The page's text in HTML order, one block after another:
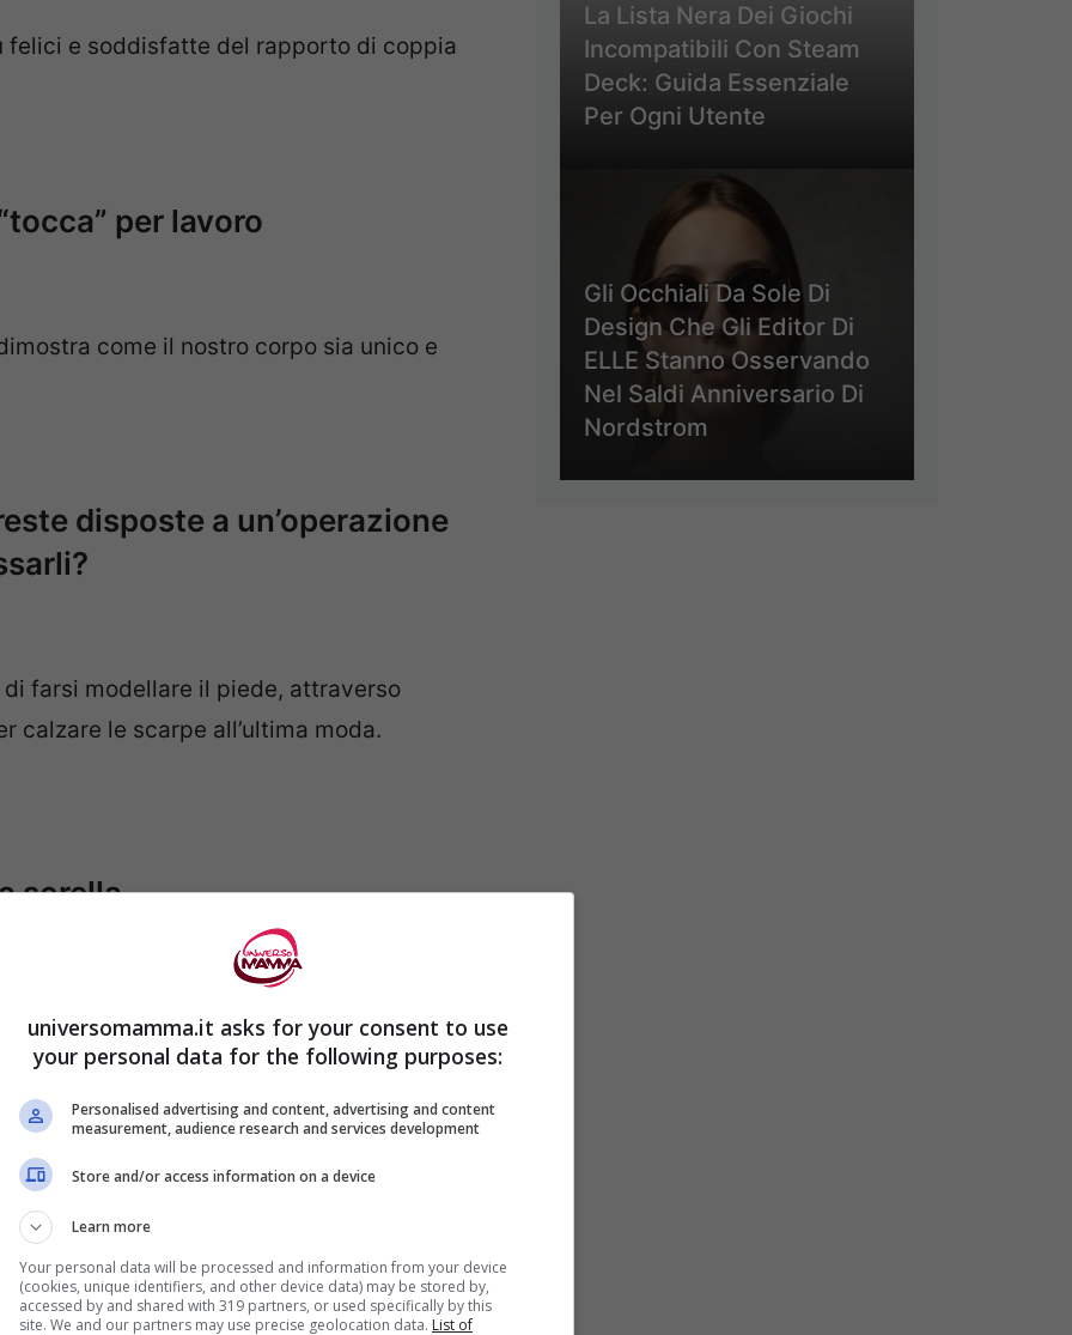
felici e soddisfatte del rapporto di coppia
per lavoro
come il nostro corpo sia unico e
disposte a un’operazione
farsi modellare il piede, attraverso
calzare le scarpe all’ultima moda.
sorella
Kacey 8 anni ha salvato la sorellina
efficaci consigli
La Lista Nera Dei Giochi
Incompatibili Con Steam
Deck: Guida Essenziale
Per Ogni Utente
Gli Occhiali Da Sole Di
Design Che Gli Editor Di
ELLE Stanno Osservando
Nel Saldi Anniversario Di
Nordstrom
universomamma.it asks for your consent to use
your personal data for the following purposes:
Personalised advertising and content, advertising and content
measurement, audience research and services development
Store and/or access information on a device
Learn more
Your personal data will be processed and information from your device
(cookies, unique identifiers, and other device data) may be stored by,
accessed by and shared with 319 partners, or used specifically by this
site. We and our partners may use precise geolocation data. List of